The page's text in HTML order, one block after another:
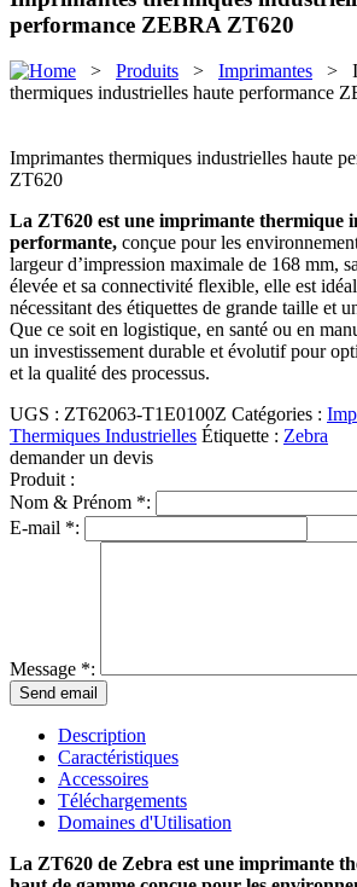
performance ZEBRA ZT620
> Produits > Imprimantes >
thermiques industrielles haute performance
Imprimantes thermiques industrielles haute
ZT620
La ZT620 est une imprimante thermique
performante, conçue pour les
largeur d’impression maximale de 168 mm,
élevée et sa connectivité flexible, elle est
nécessitant des étiquettes de grande taille et
Que ce soit en logistique, en santé ou en
un investissement durable et évolutif pour
et la qualité des processus.
UGS : ZT62063-T1E0100Z Catégories :
Thermiques Industrielles Étiquette : Zebra
demander un devis
Produit :
Nom & Prénom *:
E-mail *:
Message *:
Description
Caractéristiques
Accessoires
Téléchargements
Domaines d'Utilisation
La ZT620 de Zebra est une imprimante